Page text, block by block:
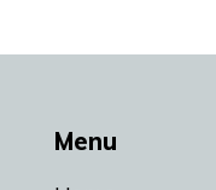
Menu